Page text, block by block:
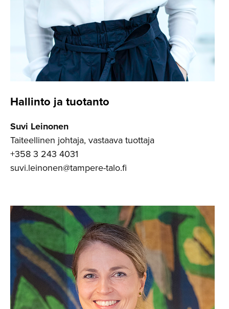
Hallinto ja tuotanto
Suvi Leinonen
Taiteellinen johtaja, vastaava tuottaja
+358 3 243 4031
suvi.leinonen@tampere-talo.fi